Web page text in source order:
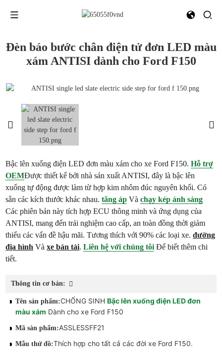
Đèn báo bước chân điện tử đơn LED màu
xám ANTISI dành cho Ford F150
Bậc lên xuống điện LED đơn màu xám cho xe Ford F150.Hỗ trợ
OEMĐược thiết kế bởi nhà sản xuất ANTISI, đây là bậc lên
xuống tự động được làm từ hợp kim nhôm đúc nguyên khối. Có
sẵn các kích thước khác nhau.tăng áp Vàchạy képánh sáng
Các phiên bản này tích hợp ECU thông minh và ứng dụng của
ANTISI, mang đến trải nghiệm cao cấp, an toàn đồng thời giảm
thiểu các vấn đề hậu mãi. Tương thích với 90% các loại xe.đường
địa hình Vàxe bán tải.Liên hệ với chúng tôi Để biết thêm chi
tiết.
Thông tin cơ bản:
Tên sản phẩm:CHỐNG SINHBậc lên xuống điện LED đơn
màu xám Dành cho xe Ford F150
Mã sản phẩm:ASSLESSFF21
Mẫu thử đồ:Thích hợp cho tất cả các đời xe Ford F150.